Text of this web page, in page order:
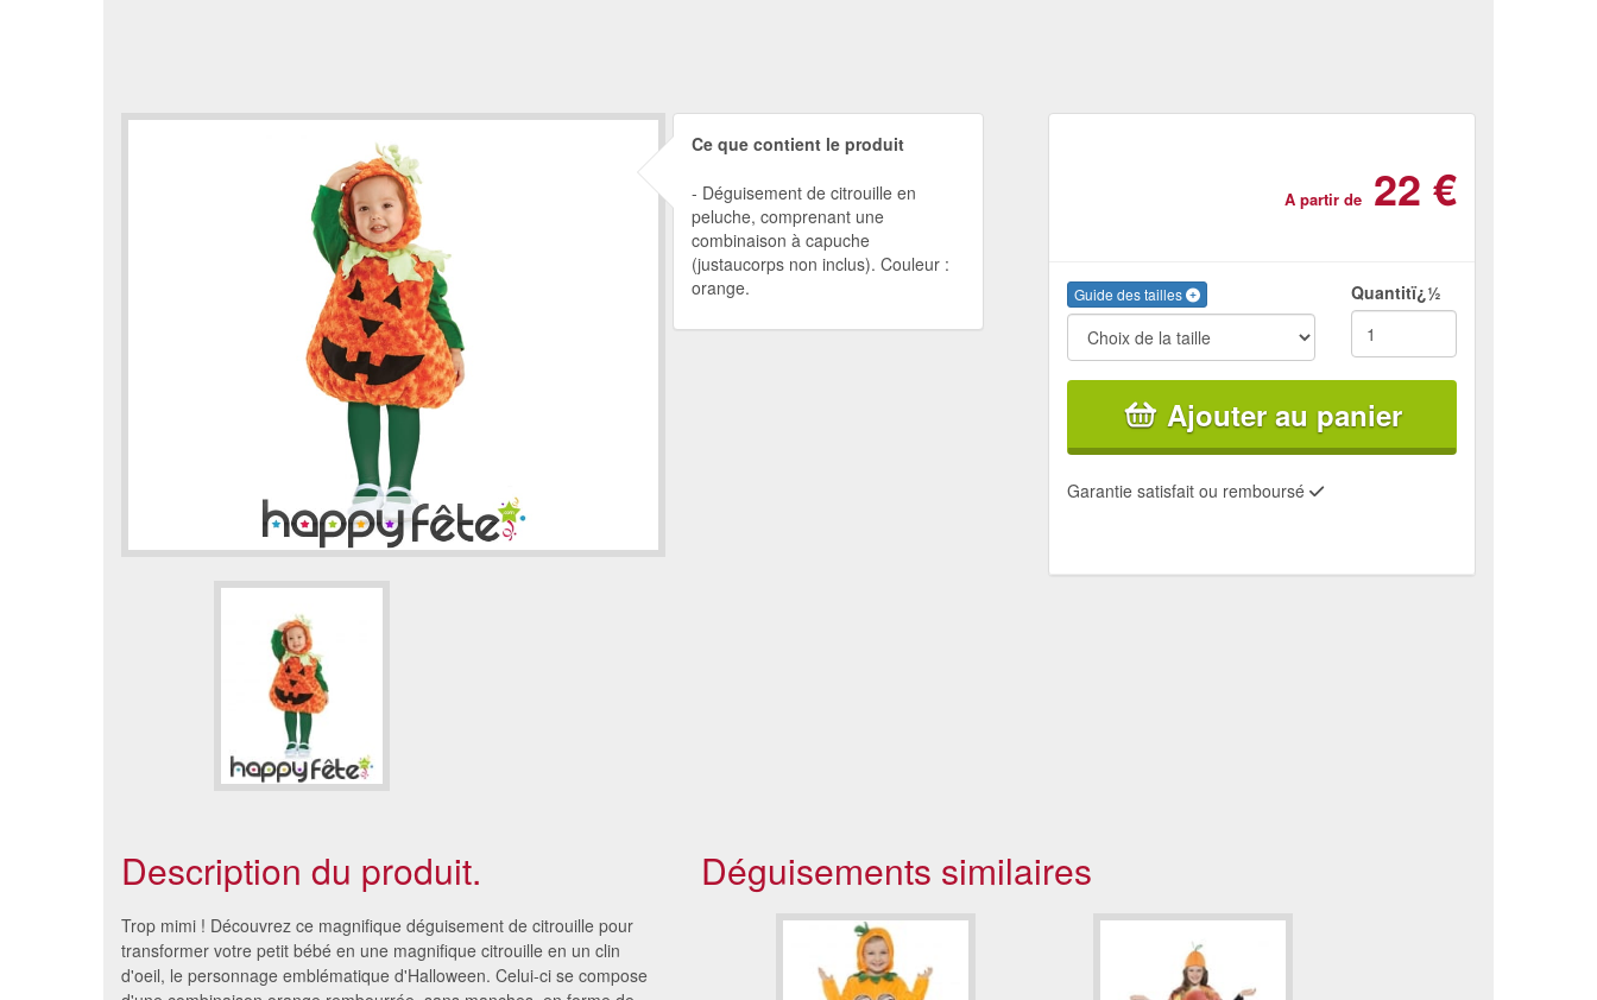
Ce que contient le produit
Déguisement de citrouille en
peluche, comprenant une
combinaison à capuche
(justaucorps non inclus). Couleur :
orange.
A partir de 22 €
Guide des tailles Quantitï¿½
Ajouter au panier
Garantie satisfait ou remboursé
Description du produit.
Trop mimi ! Découvrez ce magnifique déguisement de citrouille pour
transformer votre petit bébé en une magnifique citrouille en un clin
d'oeil, le personnage emblématique d'Halloween. Celui-ci se compose
Déguisements similaires